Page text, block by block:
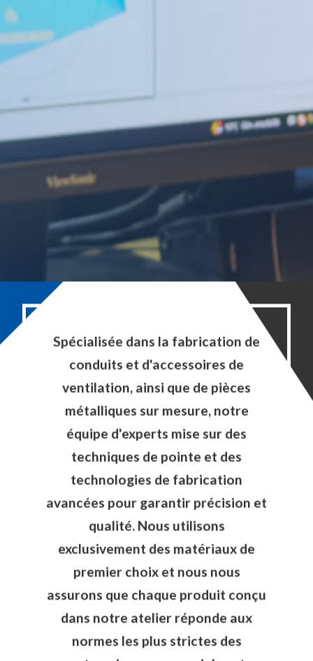
Spécialisée dans la fabrication de
conduits et d'accessoires de
ventilation, ainsi que de pièces
métalliques sur mesure, notre
équipe d'experts mise sur des
techniques de pointe et des
technologies de fabrication
avancées pour garantir précision et
qualité. Nous utilisons
exclusivement des matériaux de
premier choix et nous nous
assurons que chaque produit conçu
dans notre atelier réponde aux
normes les plus strictes des